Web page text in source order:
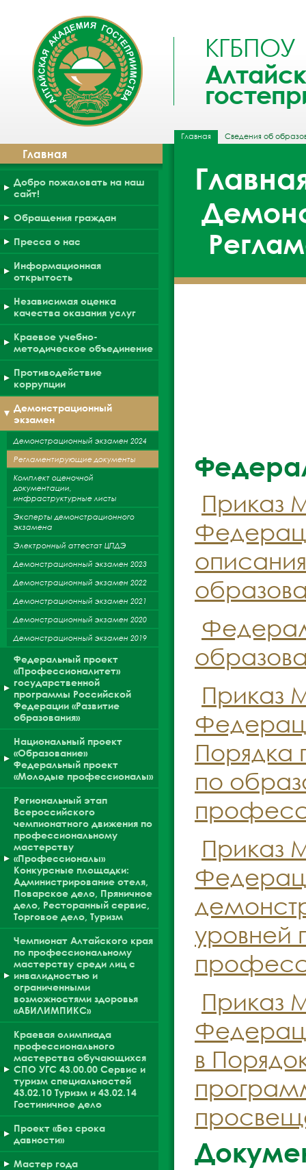
КГБПОУ
Главная Сведения об
Главная
Добро пожаловать на наш
сайт!
Обращения граждан
Пресса о нас
Информационная
открытость
Независимая оценка
качества оказания услуг
Краевое учебно-
методическое объединение
Противодействие
коррупции
Демонстрационный
экзамен
Демонстрационный экзамен 2024
Регламентирующие документы
Комплект оценочной
документации,
инфраструктурные листы
Эксперты демонстрационного
экзамена
Электронный аттестат ЦПДЭ
Демонстрационный экзамен 2023
Демонстрационный экзамен 2022
Демонстрационный экзамен 2021
Демонстрационный экзамен 2020
Демонстрационный экзамен 2019
Федеральный проект
«Профессионалитет»
государственной
программы Российской
Федерации «Развитие
образования»
Национальный проект
«Образование»
Федеральный проект
«Молодые профессионалы»
Региональный этап
Всероссийского
чемпионатного движения по
профессиональному
мастерству
«Профессионалы»
Конкурсные площадки:
Администрирование отеля,
Поварское дело, Пряничное
дело, Ресторанный сервис,
Торговое дело, Туризм
Чемпионат Алтайского края
по профессиональному
мастерству среди лиц с
инвалидностью и
ограниченными
возможностями здоровья
«АБИЛИМПИКС»
Краевая олимпиада
профессионального
мастерства обучающихся
СПО УГС 43.00.00 Сервис и
туризм специальностей
43.02.10 Туризм и 43.02.14
Гостиничное дело
Проект «Без срока
давности»
Мастер года
Приказ
Приказ
Порядка
по
Приказ
уровней
Приказ
в